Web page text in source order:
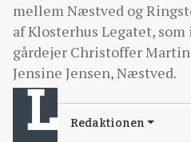
mellem Næstved og
af Klosterhus Legatet,
gårdejer Christoffer Martin
Jensine Jensen, Næstved.
Redaktionen